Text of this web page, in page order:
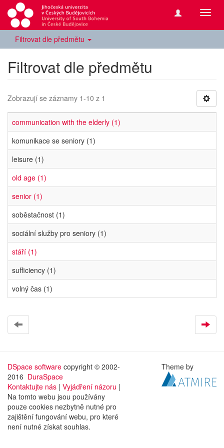
Filtrovat dle předmětu
Filtrovat dle předmětu
Zobrazují se záznamy 1-10 z 1
communication with the elderly (1)
komunikace se seniory (1)
leisure (1)
old age (1)
senior (1)
soběstačnost (1)
sociální služby pro seniory (1)
stáří (1)
sufficiency (1)
volný čas (1)
DSpace software copyright © 2002-
2016 DuraSpace
Kontaktujte nás | Vyjádření názoru |
Na tomto webu jsou používány
pouze cookies nezbytně nutné pro
zajištění fungování webu, pro které
není nutné získat souhlas.
Theme by